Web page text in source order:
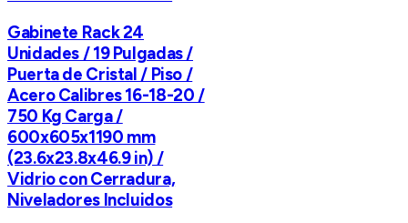
Gabinete Rack 24
Unidades / 19 Pulgadas /
Puerta de Cristal / Piso /
Acero Calibres 16-18-20 /
750 Kg Carga /
600x605x1190 mm
(23.6x23.8x46.9 in) /
Vidrio con Cerradura,
Niveladores Incluidos